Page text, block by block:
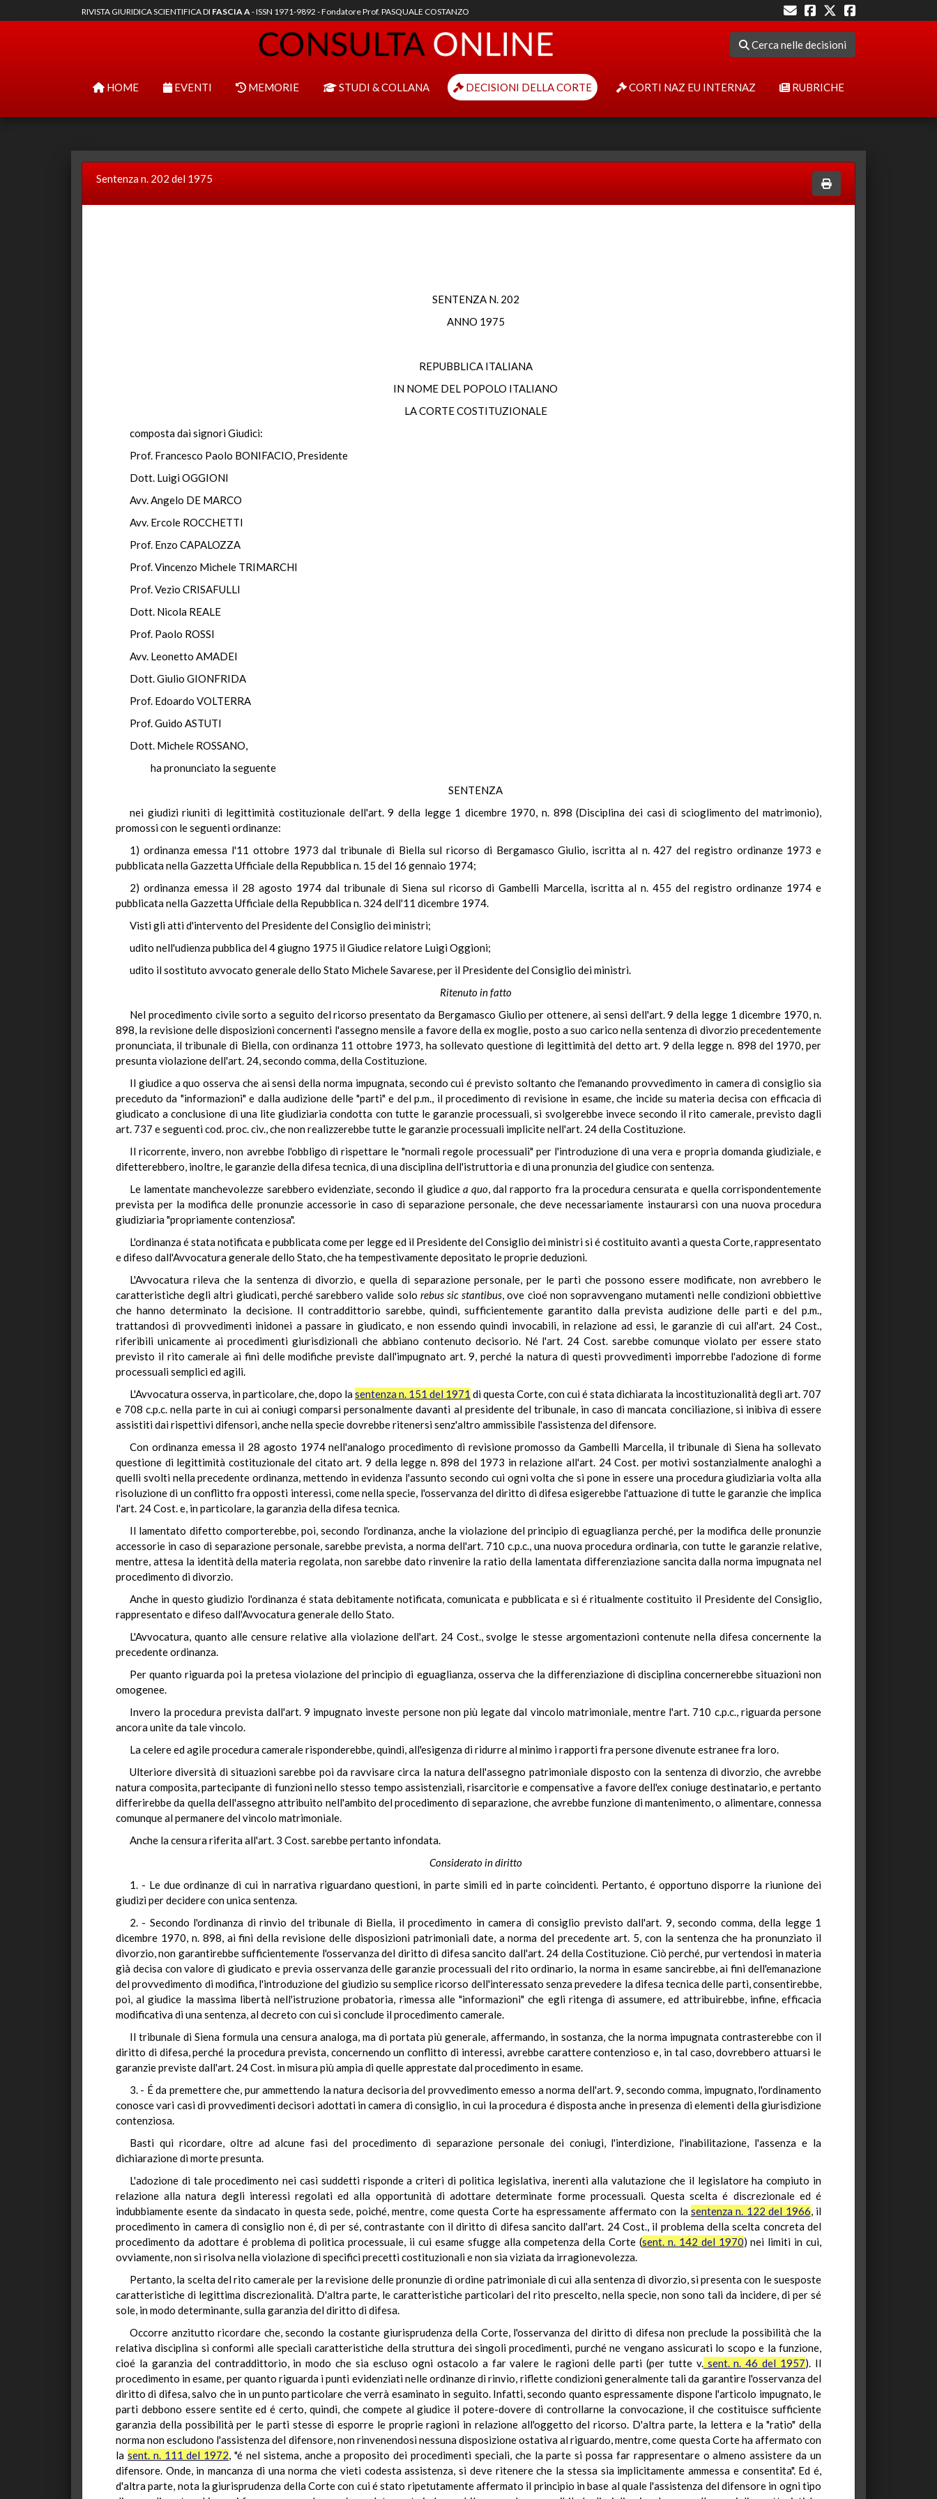
RIVISTA GIURIDICA SCIENTIFICA DI FASCIA A- ISSN 1971-9892 - Fondatore Prof. PASQUALE COSTANZO
Cerca nelle decisioni
HOME EVENTI MEMORIE STUDI & COLLANA DECISIONI DELLA CORTE CORTI NAZ EU INTERNAZ RUBRICHE
Sentenza n. 202 del 1975
SENTENZA N. 202
ANNO 1975
REPUBBLICA ITALIANA
IN NOME DEL POPOLO ITALIANO
LA CORTE COSTITUZIONALE
composta dai signori Giudici:
Prof. Francesco Paolo BONIFACIO, Presidente
Dott. Luigi OGGIONI
Avv. Angelo DE MARCO
Avv. Ercole ROCCHETTI
Prof. Enzo CAPALOZZA
Prof. Vincenzo Michele TRIMARCHI
Prof. Vezio CRISAFULLI
Dott. Nicola REALE
Prof. Paolo ROSSI
Avv. Leonetto AMADEI
Dott. Giulio GIONFRIDA
Prof. Edoardo VOLTERRA
Prof. Guido ASTUTI
Dott. Michele ROSSANO,
ha pronunciato la seguente
SENTENZA
nei giudizi riuniti di legittimità costituzionale dell'art. 9 della legge 1 dicembre 1970, n. 898 (Disciplina dei casi di scioglimento del matrimonio),
promossi con le seguenti ordinanze:
1) ordinanza emessa l'11 ottobre 1973 dal tribunale di Biella sul ricorso di Bergamasco Giulio, iscritta al n. 427 del registro ordinanze 1973 e
pubblicata nella Gazzetta Ufficiale della Repubblica n. 15 del 16 gennaio 1974;
2) ordinanza emessa il 28 agosto 1974 dal tribunale di Siena sul ricorso di Gambelli Marcella, iscritta al n. 455 del registro ordinanze 1974 e
pubblicata nella Gazzetta Ufficiale della Repubblica n. 324 dell'11 dicembre 1974.
Visti gli atti d'intervento del Presidente del Consiglio dei ministri;
udito nell'udienza pubblica del 4 giugno 1975 il Giudice relatore Luigi Oggioni;
udito il sostituto avvocato generale dello Stato Michele Savarese, per il Presidente del Consiglio dei ministri.
Ritenuto in fatto
Nel procedimento civile sorto a seguito del ricorso presentato da Bergamasco Giulio per ottenere, ai sensi dell'art. 9 della legge 1 dicembre 1970, n.
898, la revisione delle disposizioni concernenti l'assegno mensile a favore della ex moglie, posto a suo carico nella sentenza di divorzio precedentemente
pronunciata, il tribunale di Biella, con ordinanza 11 ottobre 1973, ha sollevato questione di legittimità del detto art. 9 della legge n. 898 del 1970, per
presunta violazione dell'art. 24, secondo comma, della Costituzione.
Il giudice a quo osserva che ai sensi della norma impugnata, secondo cui é previsto soltanto che l'emanando provvedimento in camera di consiglio sia
preceduto da "informazioni" e dalla audizione delle "parti" e del p.m., il procedimento di revisione in esame, che incide su materia decisa con efficacia di
giudicato a conclusione di una lite giudiziaria condotta con tutte le garanzie processuali, si svolgerebbe invece secondo il rito camerale, previsto dagli
art. 737 e seguenti cod. proc. civ., che non realizzerebbe tutte le garanzie processuali implicite nell'art. 24 della Costituzione.
Il ricorrente, invero, non avrebbe l'obbligo di rispettare le "normali regole processuali" per l'introduzione di una vera e propria domanda giudiziale, e
difetterebbero, inoltre, le garanzie della difesa tecnica, di una disciplina dell'istruttoria e di una pronunzia del giudice con sentenza.
Le lamentate manchevolezze sarebbero evidenziate, secondo il giudice a quo, dal rapporto fra la procedura censurata e quella corrispondentemente
prevista per la modifica delle pronunzie accessorie in caso di separazione personale, che deve necessariamente instaurarsi con una nuova procedura
giudiziaria "propriamente contenziosa".
L'ordinanza é stata notificata e pubblicata come per legge ed il Presidente del Consiglio dei ministri si é costituito avanti a questa Corte, rappresentato
e difeso dall'Avvocatura generale dello Stato, che ha tempestivamente depositato le proprie deduzioni.
L'Avvocatura rileva che la sentenza di divorzio, e quella di separazione personale, per le parti che possono essere modificate, non avrebbero le
caratteristiche degli altri giudicati, perché sarebbero valide solo rebus sic stantibus, ove cioé non sopravvengano mutamenti nelle condizioni obbiettive
che hanno determinato la decisione. Il contraddittorio sarebbe, quindi, sufficientemente garantito dalla prevista audizione delle parti e del p.m.,
trattandosi di provvedimenti inidonei a passare in giudicato, e non essendo quindi invocabili, in relazione ad essi, le garanzie di cui all'art. 24 Cost.,
riferibili unicamente ai procedimenti giurisdizionali che abbiano contenuto decisorio. Né l'art. 24 Cost. sarebbe comunque violato per essere stato
previsto il rito camerale ai fini delle modifiche previste dall'impugnato art. 9, perché la natura di questi provvedimenti imporrebbe l'adozione di forme
processuali semplici ed agili.
L'Avvocatura osserva, in particolare, che, dopo lasentenza n. 151 del 1971 di questa Corte, con cui é stata dichiarata la incostituzionalità degli art. 707
e 708 c.p.c. nella parte in cui ai coniugi comparsi personalmente davanti al presidente del tribunale, in caso di mancata conciliazione, si inibiva di essere
assistiti dai rispettivi difensori, anche nella specie dovrebbe ritenersi senz'altro ammissibile l'assistenza del difensore.
Con ordinanza emessa il 28 agosto 1974 nell'analogo procedimento di revisione promosso da Gambelli Marcella, il tribunale di Siena ha sollevato
questione di legittimità costituzionale del citato art. 9 della legge n. 898 del 1973 in relazione all'art. 24 Cost. per motivi sostanzialmente analoghi a
quelli svolti nella precedente ordinanza, mettendo in evidenza l'assunto secondo cui ogni volta che si pone in essere una procedura giudiziaria volta alla
risoluzione di un conflitto fra opposti interessi, come nella specie, l'osservanza del diritto di difesa esigerebbe l'attuazione di tutte le garanzie che implica
l'art. 24 Cost. e, in particolare, la garanzia della difesa tecnica.
Il lamentato difetto comporterebbe, poi, secondo l'ordinanza, anche la violazione del principio di eguaglianza perché, per la modifica delle pronunzie
accessorie in caso di separazione personale, sarebbe prevista, a norma dell'art. 710 c.p.c., una nuova procedura ordinaria, con tutte le garanzie relative,
mentre, attesa la identità della materia regolata, non sarebbe dato rinvenire la ratio della lamentata differenziazione sancita dalla norma impugnata nel
procedimento di divorzio.
Anche in questo giudizio l'ordinanza é stata debitamente notificata, comunicata e pubblicata e si é ritualmente costituito il Presidente del Consiglio,
rappresentato e difeso dall'Avvocatura generale dello Stato.
L'Avvocatura, quanto alle censure relative alla violazione dell'art. 24 Cost., svolge le stesse argomentazioni contenute nella difesa concernente la
precedente ordinanza.
Per quanto riguarda poi la pretesa violazione del principio di eguaglianza, osserva che la differenziazione di disciplina concernerebbe situazioni non
omogenee.
Invero la procedura prevista dall'art. 9 impugnato investe persone non più legate dal vincolo matrimoniale, mentre l'art. 710 c.p.c., riguarda persone
ancora unite da tale vincolo.
La celere ed agile procedura camerale risponderebbe, quindi, all'esigenza di ridurre al minimo i rapporti fra persone divenute estranee fra loro.
Ulteriore diversità di situazioni sarebbe poi da ravvisare circa la natura dell'assegno patrimoniale disposto con la sentenza di divorzio, che avrebbe
natura composita, partecipante di funzioni nello stesso tempo assistenziali, risarcitorie e compensative a favore dell'ex coniuge destinatario, e pertanto
differirebbe da quella dell'assegno attribuito nell'ambito del procedimento di separazione, che avrebbe funzione di mantenimento, o alimentare, connessa
comunque al permanere del vincolo matrimoniale.
Anche la censura riferita all'art. 3 Cost. sarebbe pertanto infondata.
Considerato in diritto
1. - Le due ordinanze di cui in narrativa riguardano questioni, in parte simili ed in parte coincidenti. Pertanto, é opportuno disporre la riunione dei
giudizi per decidere con unica sentenza.
2. - Secondo l'ordinanza di rinvio del tribunale di Biella, il procedimento in camera di consiglio previsto dall'art. 9, secondo comma, della legge 1
dicembre 1970, n. 898, ai fini della revisione delle disposizioni patrimoniali date, a norma del precedente art. 5, con la sentenza che ha pronunziato il
divorzio, non garantirebbe sufficientemente l'osservanza del diritto di difesa sancito dall'art. 24 della Costituzione. Ciò perché, pur vertendosi in materia
già decisa con valore di giudicato e previa osservanza delle garanzie processuali del rito ordinario, la norma in esame sancirebbe, ai fini dell'emanazione
del provvedimento di modifica, l'introduzione del giudizio su semplice ricorso dell'interessato senza prevedere la difesa tecnica delle parti, consentirebbe,
poi, al giudice la massima libertà nell'istruzione probatoria, rimessa alle "informazioni" che egli ritenga di assumere, ed attribuirebbe, infine, efficacia
modificativa di una sentenza, al decreto con cui si conclude il procedimento camerale.
Il tribunale di Siena formula una censura analoga, ma di portata più generale, affermando, in sostanza, che la norma impugnata contrasterebbe con il
diritto di difesa, perché la procedura prevista, concernendo un conflitto di interessi, avrebbe carattere contenzioso e, in tal caso, dovrebbero attuarsi le
garanzie previste dall'art. 24 Cost. in misura più ampia di quelle apprestate dal procedimento in esame.
3. - É da premettere che, pur ammettendo la natura decisoria del provvedimento emesso a norma dell'art. 9, secondo comma, impugnato, l'ordinamento
conosce vari casi di provvedimenti decisori adottati in camera di consiglio, in cui la procedura é disposta anche in presenza di elementi della giurisdizione
contenziosa.
Basti qui ricordare, oltre ad alcune fasi del procedimento di separazione personale dei coniugi, l'interdizione, l'inabilitazione, l'assenza e la
dichiarazione di morte presunta.
L'adozione di tale procedimento nei casi suddetti risponde a criteri di politica legislativa, inerenti alla valutazione che il legislatore ha compiuto in
relazione alla natura degli interessi regolati ed alla opportunità di adottare determinate forme processuali. Questa scelta é discrezionale ed é
indubbiamente esente da sindacato in questa sede, poiché, mentre, come questa Corte ha espressamente affermato con la sentenza n. 122 del 1966, il
procedimento in camera di consiglio non é, di per sé, contrastante con il diritto di difesa sancito dall'art. 24 Cost., il problema della scelta concreta del
procedimento da adottare é problema di politica processuale, ii cui esame sfugge alla competenza della Corte (sent. n. 142 del 1970) nei limiti in cui,
ovviamente, non si risolva nella violazione di specifici precetti costituzionali e non sia viziata da irragionevolezza.
Pertanto, la scelta del rito camerale per la revisione delle pronunzie di ordine patrimoniale di cui alla sentenza di divorzio, si presenta con le suesposte
caratteristiche di legittima discrezionalità. D'altra parte, le caratteristiche particolari del rito prescelto, nella specie, non sono tali da incidere, di per sé
sole, in modo determinante, sulla garanzia del diritto di difesa.
Occorre anzitutto ricordare che, secondo la costante giurisprudenza della Corte, l'osservanza del diritto di difesa non preclude la possibilità che la
relativa disciplina si conformi alle speciali caratteristiche della struttura dei singoli procedimenti, purché ne vengano assicurati lo scopo e la funzione,
cioé la garanzia del contraddittorio, in modo che sia escluso ogni ostacolo a far valere le ragioni delle parti (per tutte v.sent. n. 46 del 1957). Il
procedimento in esame, per quanto riguarda i punti evidenziati nelle ordinanze di rinvio, riflette condizioni generalmente tali da garantire l'osservanza del
diritto di difesa, salvo che in un punto particolare che verrà esaminato in seguito. Infatti, secondo quanto espressamente dispone l'articolo impugnato, le
parti debbono essere sentite ed é certo, quindi, che compete al giudice il potere-dovere di controllarne la convocazione, il che costituisce sufficiente
garanzia della possibilità per le parti stesse di esporre le proprie ragioni in relazione all'oggetto del ricorso. D'altra parte, la lettera e la "ratio" della
norma non escludono l'assistenza del difensore, non rinvenendosi nessuna disposizione ostativa al riguardo, mentre, come questa Corte ha affermato con
la sent. n. 111 del 1972, "é nel sistema, anche a proposito dei procedimenti speciali, che la parte si possa far rappresentare o almeno assistere da un
difensore. Onde, in mancanza di una norma che vieti codesta assistenza, si deve ritenere che la stessa sia implicitamente ammessa e consentita". Ed é,
d'altra parte, nota la giurisprudenza della Corte con cui é stato ripetutamente affermato il principio in base al quale l'assistenza del difensore in ogni tipo